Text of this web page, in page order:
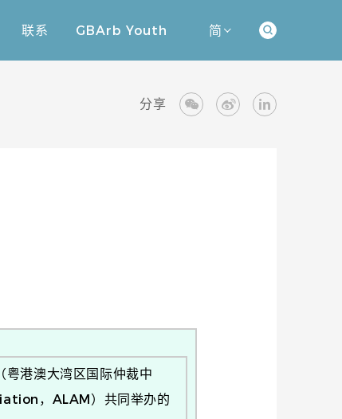
联系
GBArb Youth
简
分享
港澳大湾区国际仲裁中
，ALAM）共同举办的